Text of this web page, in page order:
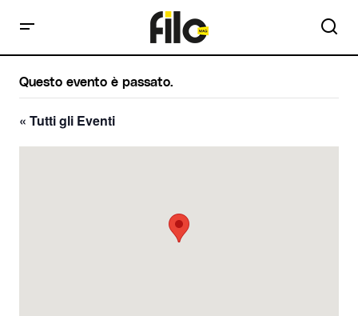
Questo evento è passato.
« Tutti gli Eventi